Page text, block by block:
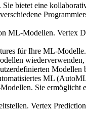
bietet eine
ML-Modellen. Vertex
für Ihre ML-
ML
Sie ermöglicht
Vertex